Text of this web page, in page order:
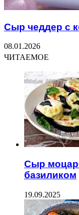
Сыр чеддер с
08.01.2026
ЧИТАЕМОЕ
Сыр
базиликом
19.09.2025